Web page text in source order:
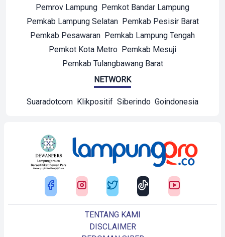
Pemrov Lampung Pemkot Bandar Lampung
Pemkab Lampung Selatan Pemkab Pesisir Barat
Pemkab Pesawaran Pemkab Lampung Tengah
Pemkot Kota Metro Pemkab Mesuji
Pemkab Tulangbawang Barat
NETWORK
Suaradotcom Klikpositif Siberindo Goindonesia
TENTANG KAMI
DISCLAIMER